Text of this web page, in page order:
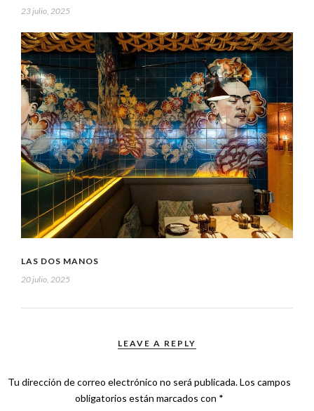
23 julio, 2025
LAS DOS MANOS
20 julio, 2025
LEAVE A REPLY
Tu dirección de correo electrónico no será publicada.Los campos
obligatorios están marcados con *